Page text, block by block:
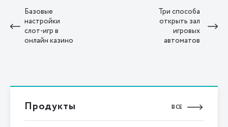
Базовые
настройки
слот-игр в
онлайн казино
Три способа
открыть зал
игровых
автоматов
Продукты ВСЕ